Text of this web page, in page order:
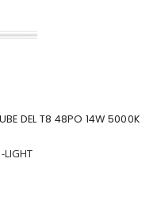
DEL T8 48PO 14W 5000K
LIGHT